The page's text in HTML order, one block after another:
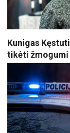
Kunigas
tikėti žmogumi